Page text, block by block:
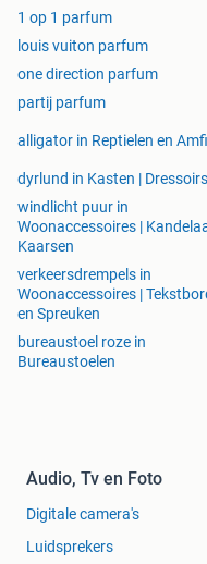
1 op 1 parfum
louis vuiton parfum
one direction parfum
partij parfum
alligator in Reptielen en
dyrlund in Kasten | Dressoirs
windlicht puur in
Woonaccessoires |
Kaarsen
verkeersdrempels in
Woonaccessoires |
en Spreuken
bureaustoel roze in
Bureaustoelen
Audio, Tv en Foto
Digitale camera's
Luidsprekers